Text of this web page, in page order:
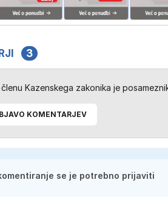
3
členu Kazenskega zakonika je
KOMENTARJEV